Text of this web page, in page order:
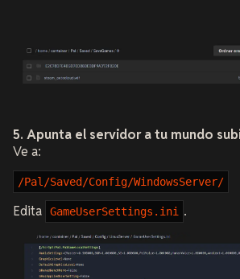
5. Apunta el servidor a tu mundo
Ve a:
/Pal/Saved/Config/WindowsServer/
Edita GameUserSettings.ini .